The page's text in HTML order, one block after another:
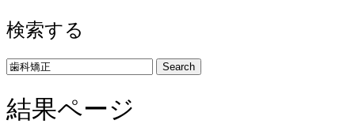
検索する
Search
結果ページ